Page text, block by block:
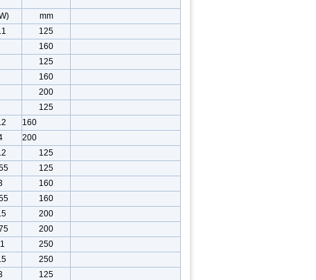
mm
125
160
125
160
200
125
160
200
125
125
160
160
200
200
250
250
125